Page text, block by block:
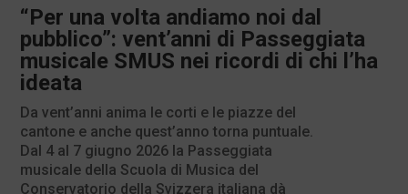
“Per una volta andiamo noi dal
pubblico”: vent’anni di Passeggiata
musicale SMUS nei ricordi di chi l’ha
ideata
Da vent’anni anima le corti e le piazze del
cantone e anche quest’anno torna puntuale.
Dal 4 al 7 giugno 2026 la Passeggiata
musicale della Scuola di Musica del
Conservatorio della Svizzera italiana dà